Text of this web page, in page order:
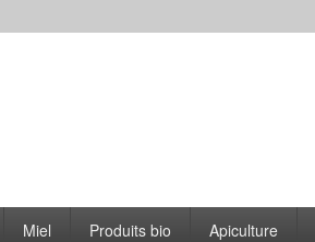
dans le Cantou
Miel Produits bio Apiculture